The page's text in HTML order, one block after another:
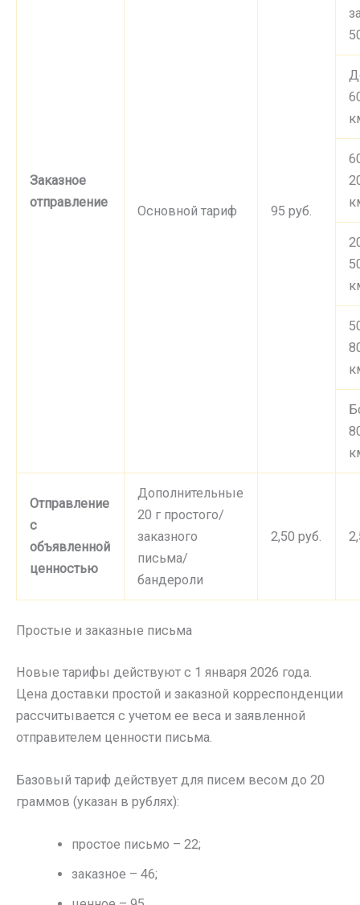
Заказное
отправление
Основной тариф 95 руб.
Отправление
с
объявленной
ценностью
Дополнительные
20 г простого/
заказного
письма/
бандероли
2,50 руб.
Простые и заказные письма
Новые тарифы действуют с 1 января 2026 года.
Цена доставки простой и заказной корреспонденции
рассчитывается с учетом ее веса и заявленной
отправителем ценности письма.
Базовый тариф действует для писем весом до 20
граммов (указан в рублях):
простое письмо – 22;
заказное – 46;